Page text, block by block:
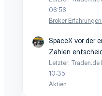
06:56
Broker
SpaceX vor der
Zahlen
Letzter: Traden.de
10:35
Aktien